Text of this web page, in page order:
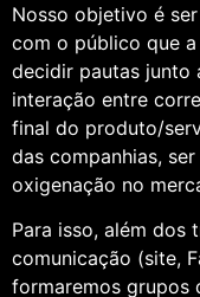
Nosso objetivo é
com o público que
decidir pautas junto
interação entre
final do produto/
das companhias,
oxigenação no
Para isso, além dos
comunicação (site,
formaremos grupos